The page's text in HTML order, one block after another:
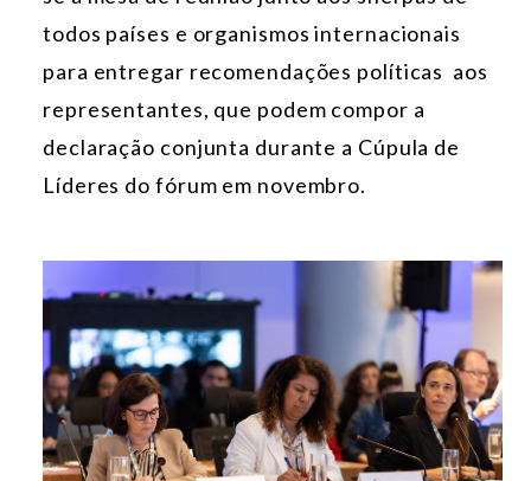
todos países e organismos internacionais
para entregar recomendações políticas aos
representantes, que podem compor a
declaração conjunta durante a Cúpula de
Líderes do fórum em novembro.